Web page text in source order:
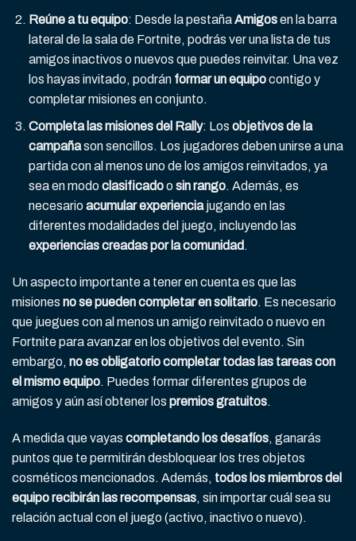
Reúne a tu equipo: Desde la pestañaAmigosen la barra
lateral de la sala de Fortnite, podrás ver una lista de tus
amigos inactivos o nuevos que puedes reinvitar. Una vez
los hayas invitado, podrán formar un equipocontigo y
completar misiones en conjunto.
Completa las misiones del Rally: Los objetivos de la
campañason sencillos. Los jugadores deben unirse a una
partida con al menos uno de los amigos reinvitados, ya
sea en modoclasificadoosin rango. Además, es
necesarioacumular experienciajugando en las
diferentes modalidades del juego, incluyendo las
experiencias creadas por la comunidad .
Un aspecto importante a tener en cuenta es que las
misiones no se pueden completar en solitario. Es necesario
que juegues con al menos un amigo reinvitado o nuevo en
Fortnite para avanzar en los objetivos del evento. Sin
embargo, no es obligatorio completar todas las tareas con
el mismo equipo. Puedes formar diferentes grupos de
amigos y aún así obtener los premios gratuitos.
A medida que vayas completando los desafíos, ganarás
puntos que te permitirán desbloquear los tres objetos
cosméticos mencionados. Además, todos los miembros del
equipo recibirán las recompensas, sin importar cuál sea su
relación actual con el juego (activo, inactivo o nuevo).